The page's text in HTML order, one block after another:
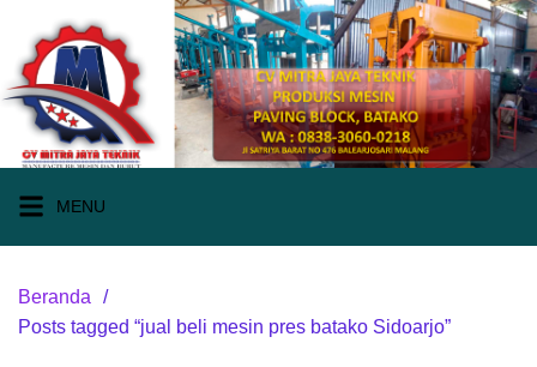
konten
MENU
Beranda
Posts tagged “jual beli mesin pres batako Sidoarjo”